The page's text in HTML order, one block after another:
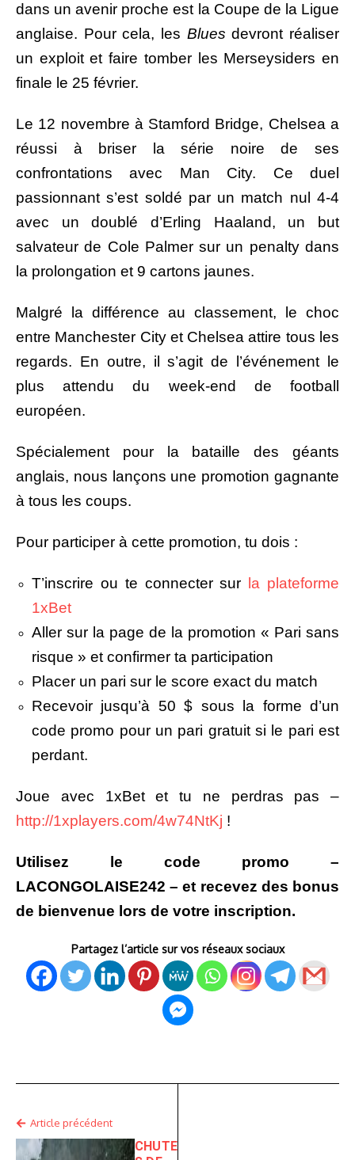
dans un avenir proche est la Coupe de la Ligue
anglaise. Pour cela, les Bluesdevront réaliser
un exploit et faire tomber les Merseysiders en
finale le 25 février.
Le 12 novembre à Stamford Bridge, Chelsea a
réussi à briser la série noire de ses
confrontations avec Man City. Ce duel
passionnant s’est soldé par un match nul 4-4
avec un doublé d’Erling Haaland, un but
salvateur de Cole Palmer sur un penalty dans
la prolongation et 9 cartons jaunes.
Malgré la différence au classement, le choc
entre Manchester City et Chelsea attire tous les
regards. En outre, il s’agit de l’événement le
plus attendu du week-end de football
européen.
Spécialement pour la bataille des géants
anglais, nous lançons une promotion gagnante
à tous les coups.
Pour participer à cette promotion, tu dois :
T’inscrire ou te connecter sur
la plateforme
1xBet
Aller sur la page de la promotion « Pari sans
risque » et confirmer ta participation
Placer un pari sur le score exact du match
Recevoir jusqu’à 50 $ sous la forme d’un
code promo pour un pari gratuit si le pari est
perdant.
Joue avec 1xBet et tu ne perdras pas –
http://1xplayers.com/4w74NtKj !
Utilisez le code promo –
LACONGOLAISE242 – et recevez des bonus
de bienvenue lors de votre inscription.
Partagez l’article sur vos réseaux sociaux
Article précédent
CHUTE